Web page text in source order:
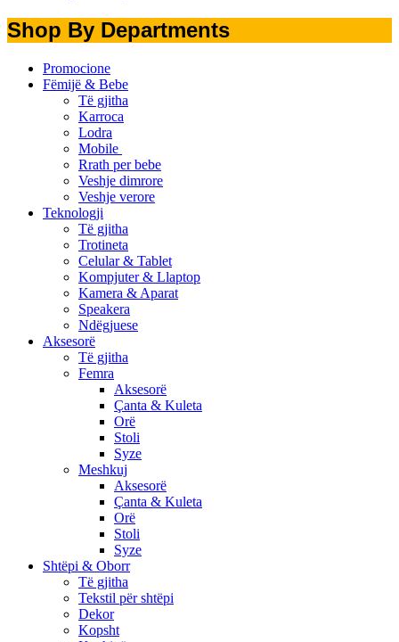
Shop By Departments
Promocione
Fëmijë & Bebe
Të gjitha
Karroca
Lodra
Mobile
Rrath per bebe
Veshje dimrore
Veshje verore
Teknologji
Të gjitha
Trotineta
Celular & Tablet
Kompjuter & Llaptop
Kamera & Aparat
Speakera
Ndëgjuese
Aksesorë
Të gjitha
Femra
Aksesorë
Çanta & Kuleta
Orë
Stoli
Syze
Meshkuj
Aksesorë
Çanta & Kuleta
Orë
Stoli
Syze
Shtëpi & Oborr
Të gjitha
Tekstil për shtëpi
Dekor
Kopsht